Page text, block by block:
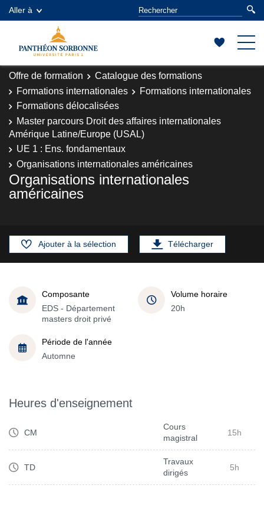
Aller à
Offre de formation
Catalogue des formations
Formations internationales
Formations internationales
Formations délocalisées
Master parcours Droit des affaires internationales
Amérique Latine/Europe (USAL)
UE 1 : Ens. fondamentaux
Organisations internationales américaines
Organisations internationales
américaines
Ajouter à la sélection Télécharger
Composante
EDS - Département
masters droit privé
Volume horaire
20h
Période de l'année
Automne
Heures d'enseignement
CM
Cours
magistral
15h
TD
Travaux
dirigés
5h